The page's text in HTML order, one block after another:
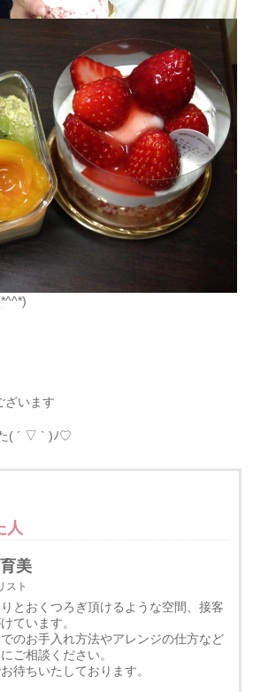
ざいます
( ´ ▽ ` )ﾉ♡
人
美
スト
とおくつろぎ頂けるような空間、接客
ています。
のお手入れ方法やアレンジの仕方など
ご相談ください。
待ちいたしております。